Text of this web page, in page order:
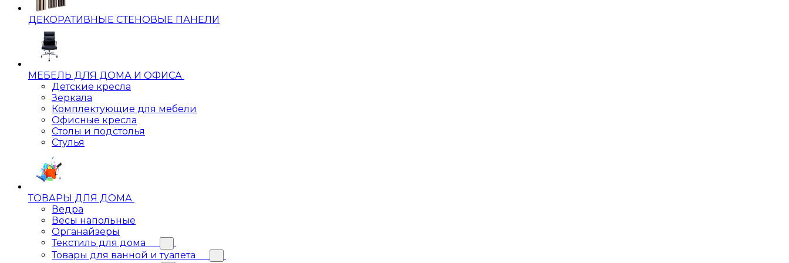
ДЕКОРАТИВНЫЕ СТЕНОВЫЕ ПАНЕЛИ
МЕБЕЛЬ ДЛЯ ДОМА И ОФИСА
Детские кресла
Зеркала
Комплектующие для мебели
Офисные кресла
Столы и подстолья
Стулья
ТОВАРЫ ДЛЯ ДОМА
Ведра
Весы напольные
Органайзеры
Текстиль для дома
Товары для ванной и туалета